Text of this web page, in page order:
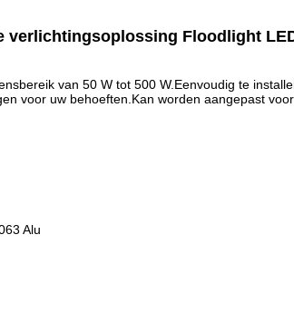
verlichtingsoplossing Floodlight
van 50 W tot 500 W.Eenvoudig te
voor uw behoeften.Kan worden aangepast
Alu